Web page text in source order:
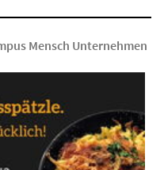
Mensch Unternehmen